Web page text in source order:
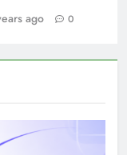
ago 0